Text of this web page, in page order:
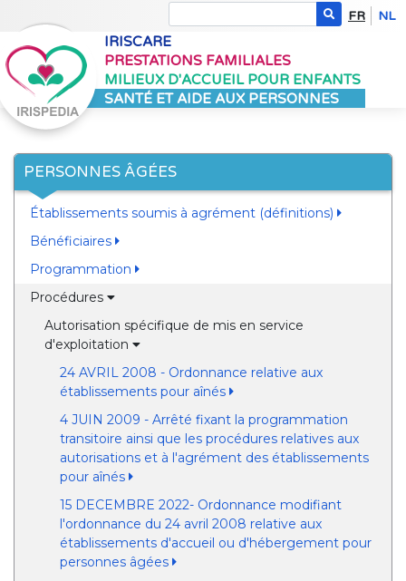
FR NL
IRISCARE
PRESTATIONS FAMILIALES
MILIEUX D'ACCUEIL POUR ENFANTS
SANTÉ ET AIDE AUX PERSONNES
PERSONNES ÂGÉES
Établissements soumis à agrément (définitions)
Bénéficiaires
Programmation
Procédures
Autorisation spécifique de mis en service
d'exploitation
24 AVRIL 2008 - Ordonnance relative aux
établissements pour aînés
4 JUIN 2009 - Arrêté fixant la programmation
transitoire ainsi que les procédures relatives aux
autorisations et à l'agrément des établissements
pour aînés
15 DECEMBRE 2022- Ordonnance modifiant
l'ordonnance du 24 avril 2008 relative aux
établissements d'accueil ou d'hébergement pour
personnes âgées